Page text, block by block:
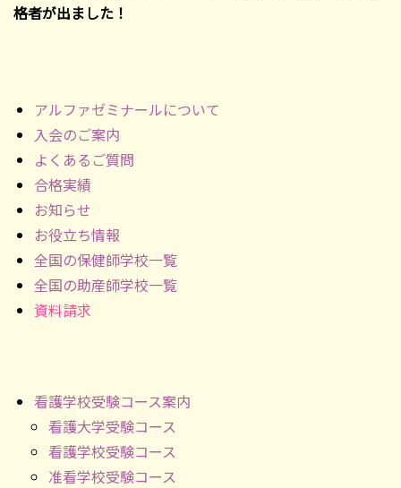
格者が出ました！
アルファゼミナールについて
入会のご案内
よくあるご質問
合格実績
お知らせ
お役立ち情報
全国の保健師学校一覧
全国の助産師学校一覧
資料請求
看護学校受験コース案内
看護大学受験コース
看護学校受験コース
准看学校受験コース